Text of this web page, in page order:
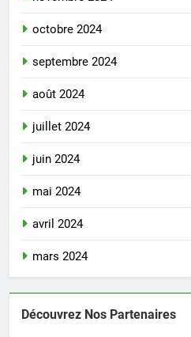
octobre 2024
septembre 2024
août 2024
juillet 2024
juin 2024
mai 2024
avril 2024
mars 2024
Découvrez Nos Partenaires